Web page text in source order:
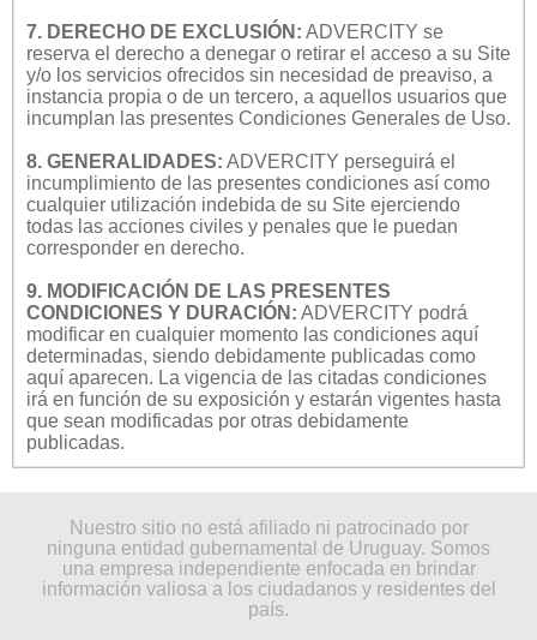
7. DERECHO DE EXCLUSIÓN: ADVERCITY se
reserva el derecho a denegar o retirar el acceso a su Site
y/o los servicios ofrecidos sin necesidad de preaviso, a
instancia propia o de un tercero, a aquellos usuarios que
incumplan las presentes Condiciones Generales de Uso.
8. GENERALIDADES: ADVERCITY perseguirá el
incumplimiento de las presentes condiciones así como
cualquier utilización indebida de su Site ejerciendo
todas las acciones civiles y penales que le puedan
corresponder en derecho.
9. MODIFICACIÓN DE LAS PRESENTES
CONDICIONES Y DURACIÓN: ADVERCITY podrá
modificar en cualquier momento las condiciones aquí
determinadas, siendo debidamente publicadas como
aquí aparecen. La vigencia de las citadas condiciones
irá en función de su exposición y estarán vigentes hasta
que sean modificadas por otras debidamente
publicadas.
Nuestro sitio no está afiliado ni patrocinado por
ninguna entidad gubernamental de Uruguay. Somos
una empresa independiente enfocada en brindar
información valiosa a los ciudadanos y residentes del
país.